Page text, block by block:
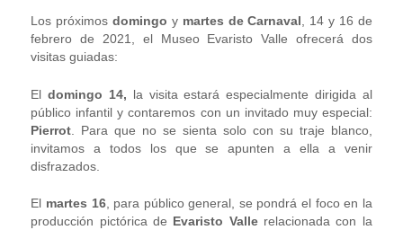
Los próximosdomingo y martes de Carnaval , 14 y 16 de
febrero de 2021, el Museo Evaristo Valle ofrecerá dos
visitas guiadas:
Eldomingo 14, la visita estará especialmente dirigida al
público infantil y contaremos con un invitado muy especial:
Pierrot . Para que no se sienta solo con su traje blanco,
invitamos a todos los que se apunten a ella a venir
disfrazados.
El martes 16, para público general, se pondrá el foco en la
producción pictórica de Evaristo Vallerelacionada con la